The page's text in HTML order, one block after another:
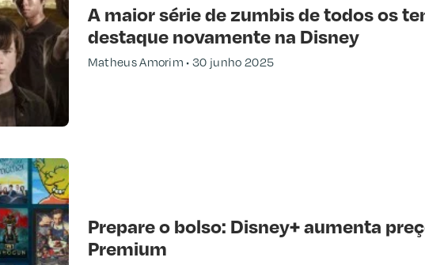
A maior série de zumbis de todos os
destaque novamente na Disney
Matheus Amorim 30 junho 2025
Prepare o bolso: Disney+ aumenta
Premium